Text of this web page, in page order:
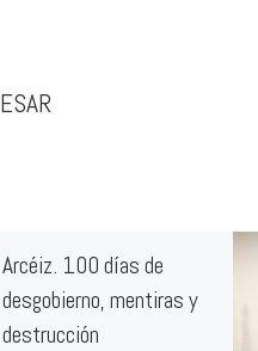
Arcéiz. 100 días de
desgobierno, mentiras y
destrucción